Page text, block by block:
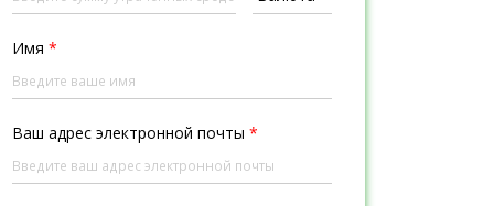
Имя *
Ваш адрес электронной почты *